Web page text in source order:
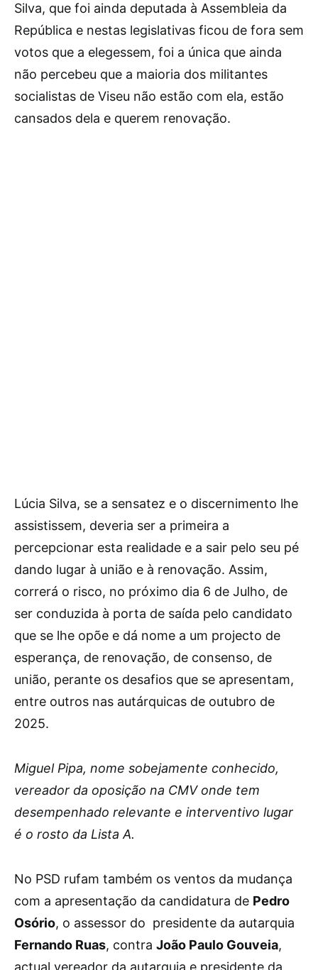
Silva, que foi ainda deputada à Assembleia da
República e nestas legislativas ficou de fora sem
votos que a elegessem, foi a única que ainda
não percebeu que a maioria dos militantes
socialistas de Viseu não estão com ela, estão
cansados dela e querem renovação.
Lúcia Silva, se a sensatez e o discernimento lhe
assistissem, deveria ser a primeira a
percepcionar esta realidade e a sair pelo seu pé
dando lugar à união e à renovação. Assim,
correrá o risco, no próximo dia 6 de Julho, de
ser conduzida à porta de saída pelo candidato
que se lhe opõe e dá nome a um projecto de
esperança, de renovação, de consenso, de
união, perante os desafios que se apresentam,
entre outros nas autárquicas de outubro de
2025.
Miguel Pipa, nome sobejamente conhecido,
vereador da oposição na CMV onde tem
desempenhado relevante e interventivo lugar
é o rosto da Lista A.
No PSD rufam também os ventos da mudança
com a apresentação da candidatura de Pedro
Osório, o assessor do presidente da autarquia
Fernando Ruas, contra João Paulo Gouveia,
actual vereador da autarquia e presidente da